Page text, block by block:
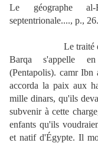
Le géographe
septentrionale...., p., 26.
Le traité
Barqa s'appelle en
(Pentapolis). camr
accorda la paix aux
mille dinars, qu'ils
subvenir à cette
enfants qu'ils
et natif d'Égypte. Il